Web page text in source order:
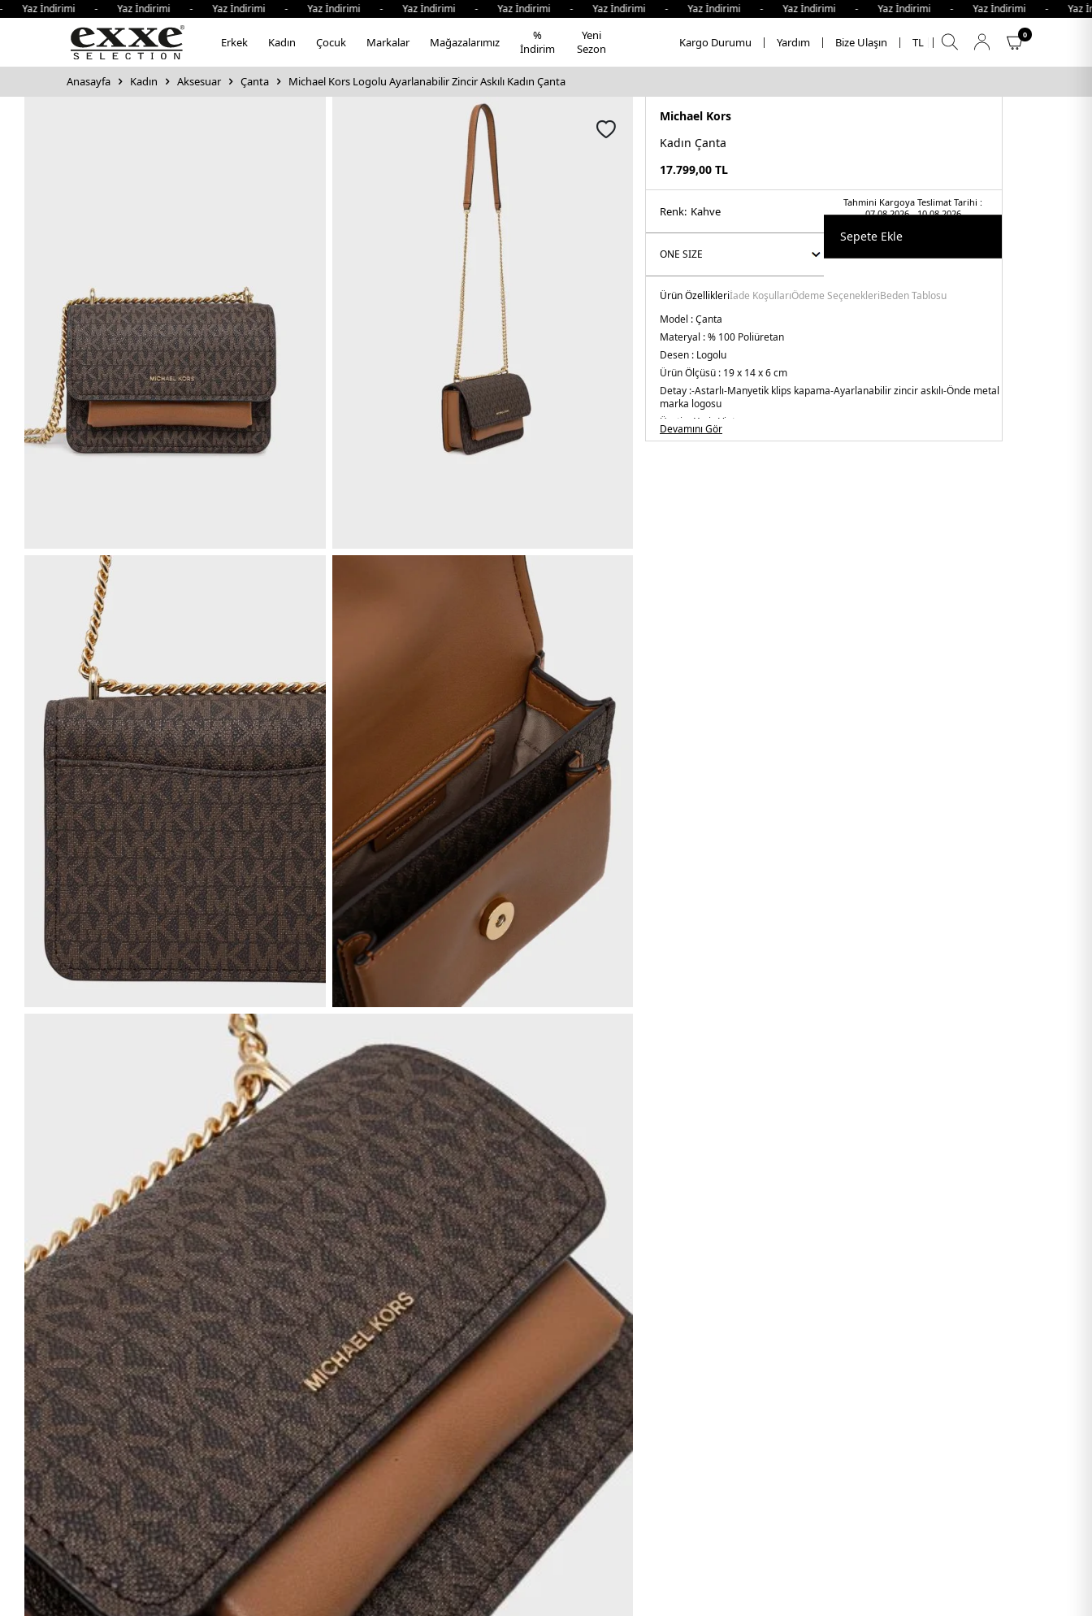
İndirimi - Yaz İndirimi - Yaz İndirimi - Yaz İndirimi - Yaz İndirimi - Yaz İndirimi - Yaz İndirimi - Yaz İndirimi - Yaz İndirimi - Yaz İndirimi - Yaz İndirimi -
Erkek Kadın Çocuk Markalar Mağazalarımız
%
İndirim
Yeni
Sezon
Kargo Durumu Yardım Bize Ulaşın TL
0
Anasayfa Kadın Aksesuar Çanta Michael Kors Logolu Ayarlanabilir Zincir Askılı Kadın Çanta
Michael Kors
Kadın Çanta
17.799,00 TL
Tahmini Kargoya Teslimat Tarihi :
07.08.2026 - 10.08.2026
Renk: kahve
Sepete Ekle
Ürün Özellikleriİade KoşullarıÖdeme SeçenekleriBeden Tablosu
Model :Çanta
Materyal :% 100 Poliüretan
Desen : Logolu
Ürün Ölçüsü : 19 x 14 x 6 cm
Detay :-Astarlı-Manyetik klips kapama-Ayarlanabilir zincir askılı-Önde metal
marka logosu
Üretim Yeri : Vietnam
5DE232R5GC7C1B252.03
Devamını Gör